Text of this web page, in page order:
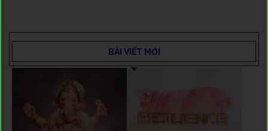
BÀI VIẾT MỚI